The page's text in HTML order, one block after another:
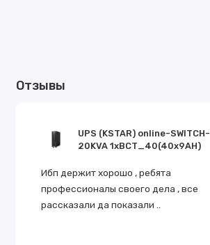
Отзывы
UPS (KSTAR) online-SWITCH-
20KVA 1xBCT_40(40x9AH)
Ибп держит хорошо , ребята
профессионалы своего дела , все
рассказали да показали ..